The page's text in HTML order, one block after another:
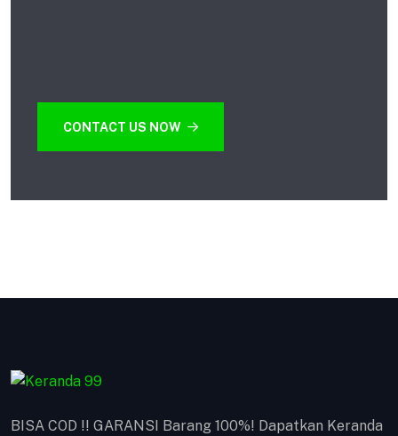
CONTACT US NOW
BISA COD !! GARANSI Barang 100%! Dapatkan Keranda